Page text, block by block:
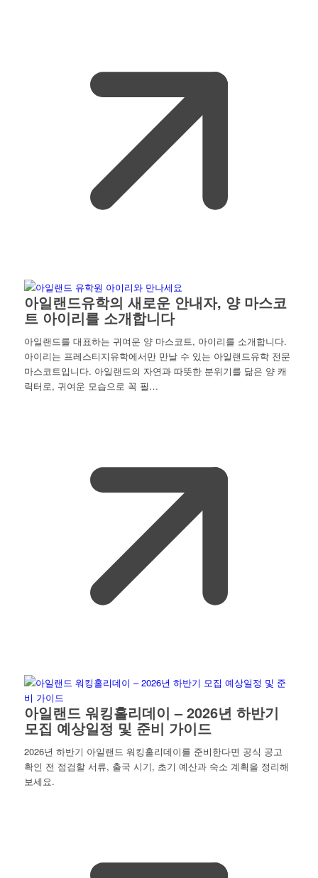
아일랜드유학의 새로운 안내자, 양 마스코
트 아이리를 소개합니다
아일랜드를 대표하는 귀여운 양 마스코트, 아이리를 소개합니다.
아이리는 프레스티지유학에서만 만날 수 있는 아일랜드유학 전문
마스코트입니다. 아일랜드의 자연과 따뜻한 분위기를 닮은 양 캐
릭터로, 귀여운 모습으로 꼭 필…
아일랜드 워킹홀리데이 – 2026년 하반기
모집 예상일정 및 준비 가이드
2026년 하반기 아일랜드 워킹홀리데이를 준비한다면 공식 공고
확인 전 점검할 서류, 출국 시기, 초기 예산과 숙소 계획을 정리해
보세요.